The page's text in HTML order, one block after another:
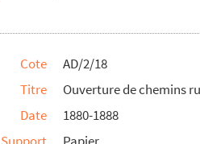
pour la construction de
parcellaire
Cote
AD/2/18
Titre
Ouverture de chemins
Date
1880-1888